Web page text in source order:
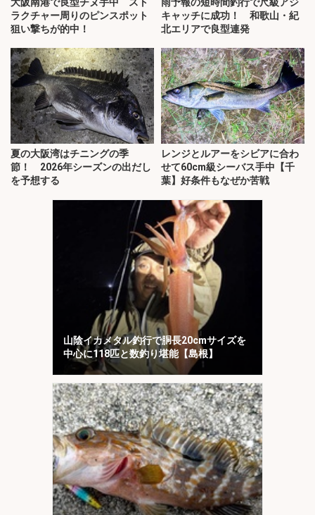
大阪南港で良型チヌ手中 スト
ラクチャー周りのピンスポット
狙い撃ちが的中！
雨予報の短時間釣行で尺級アジ
キャッチに成功！ 和歌山・紀
北エリアで良型連発
夏の大阪湾はチニングの季
節！ 2026年シーズンの出だし
を予想する
レンジとルアーをシビアに合わ
せて60cm級シーバス手中【千
葉】好条件もなぜか苦戦
山陰イカメタル釣行で胴長20cmサイズを
中心に118匹と数釣り堪能【島根】